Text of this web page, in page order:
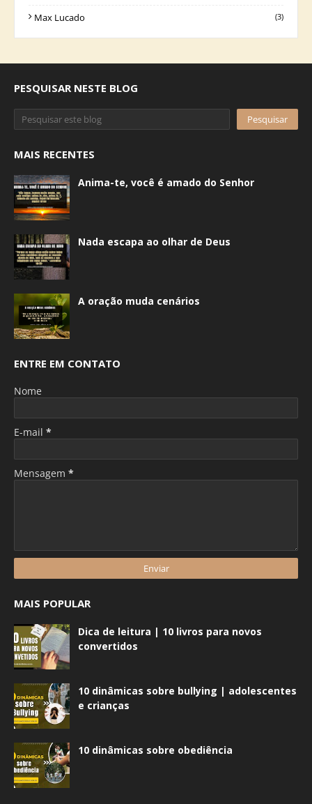
Max Lucado (3)
PESQUISAR NESTE BLOG
MAIS RECENTES
Anima-te, você é amado do Senhor
Nada escapa ao olhar de Deus
A oração muda cenários
ENTRE EM CONTATO
Nome
E-mail *
Mensagem *
MAIS POPULAR
Dica de leitura | 10 livros para novos
convertidos
10 dinâmicas sobre bullying | adolescentes
e crianças
10 dinâmicas sobre obediência